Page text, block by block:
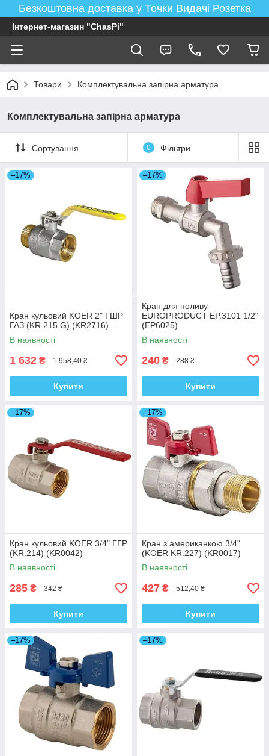
Безкоштовна доставка у Точки Видачі Розетка
Інтернет-магазин "ChasPi"
Товари Комплектувальна запірна арматура
Комплектувальна запірна арматура
Сортування 0 Фільтри
–17%
Кран кульовий KOER 2" ГШР
ГАЗ (KR.215.G) (KR2716)
В наявності
1 632 ₴ 1 958,40 ₴
Купити
–17%
Кран для поливу
EUROPRODUCT EP.3101 1/2"
(EP6025)
В наявності
240 ₴ 288 ₴
Купити
–17%
Кран кульовий KOER 3/4" ГГР
(KR.214) (KR0042)
В наявності
285 ₴ 342 ₴
Купити
–17%
Кран з американкою 3/4"
(KOER KR.227) (KR0017)
В наявності
427 ₴ 512,40 ₴
Купити
–17% –17%